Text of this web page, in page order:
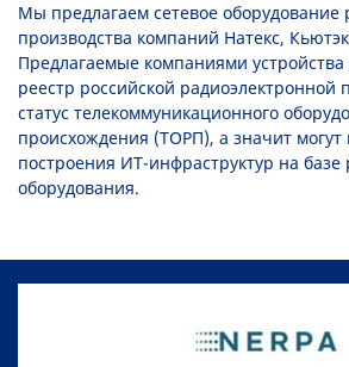
Мы предлагаем сетевое оборудование
производства компаний Натекс,
Предлагаемые компаниями
реестр российской
статус телекоммуникационного
происхождения (ТОРП), а значит могут
построения ИТ-инфраструктур на базе
оборудования.